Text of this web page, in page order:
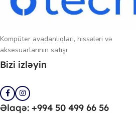
Kompüter avadanlıqları, hissələri və
aksesuarlarının satışı.
Bizi izləyin
Əlaqə: +994 50 499 66 56